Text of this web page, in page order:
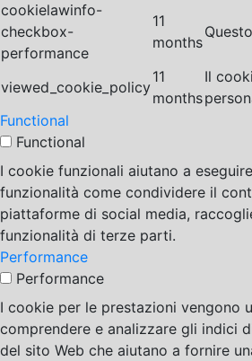
cookielawinfo-
checkbox-
performance
11
months
viewed_cookie_policy
11
months
Il
Functional
Functional
I cookie funzionali aiutano a
funzionalità come condividere il
piattaforme di social media,
funzionalità di terze parti.
Performance
Performance
I cookie per le prestazioni vengono
comprendere e analizzare gli indici
del sito Web che aiutano a fornire